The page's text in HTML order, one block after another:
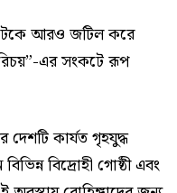
আরও জটিল করে
এর সংকটে রূপ
কার্যত গৃহযুদ্ধ
বিদ্রোহী গোষ্ঠী এবং